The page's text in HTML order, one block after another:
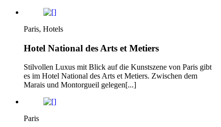
Paris, Hotels
Hotel National des Arts et Metiers
Stilvollen Luxus mit Blick auf die Kunstszene von Paris gibt
es im Hotel National des Arts et Metiers. Zwischen dem
Marais und Montorgueil gelegen[...]
Paris